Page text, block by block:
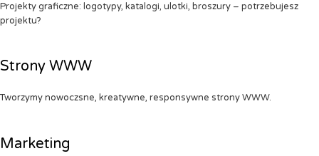
Projekty graficzne: logotypy, katalogi, ulotki, broszury – potrzebujesz
projektu?
Strony WWW
Tworzymy nowoczsne, kreatywne, responsywne strony WWW.
Marketing